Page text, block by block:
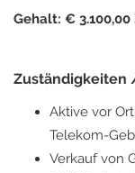
Gehalt: €
Zuständigkeiten
Aktive vor
Telekom-
Verkauf von